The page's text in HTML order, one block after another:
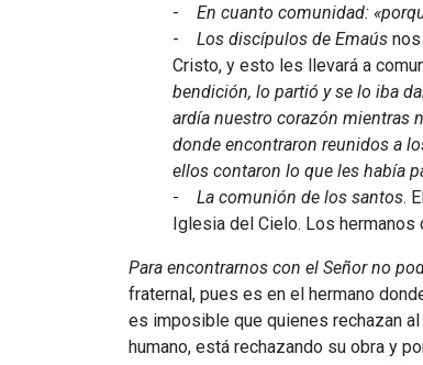
- En cuanto comunidad:
- Los discípulos de Emaús
Cristo, y esto les llevará a
bendición, lo partió y se lo iba
ardía nuestro corazón mientras
donde encontraron reunidos a
ellos contaron lo que les había
-
La comunión de los santos.
Iglesia del Cielo. Los
Para encontrarnos con el Señor no
fraternal, pues es en el hermano
es imposible que quienes rechazan
humano, está rechazando su obra y